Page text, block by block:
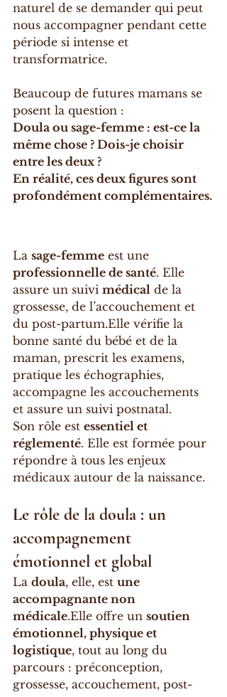
naturel de se demander qui peut
nous accompagner pendant cette
période si intense et
transformatrice.
Beaucoup de futures mamans se
posent la question :
Doula ou sage-femme : est-ce la
même chose ? Dois-je choisir
entre les deux ?
En réalité, ces deux figures sont
profondément complémentaires.
La sage-femme est une
professionnelle de santé. Elle
assure un suivi médical de la
grossesse, de l’accouchement et
du post-partum.Elle vérifie la
bonne santé du bébé et de la
maman, prescrit les examens,
pratique les échographies,
accompagne les accouchements
et assure un suivi postnatal.
Son rôle est essentiel et
réglementé. Elle est formée pour
répondre à tous les enjeux
médicaux autour de la naissance.
Le rôle de la doula : un
accompagnement
émotionnel et global
La doula, elle, est une
accompagnante non
médicale.Elle offre un soutien
émotionnel, physique et
logistique, tout au long du
parcours : préconception,
grossesse, accouchement, post-